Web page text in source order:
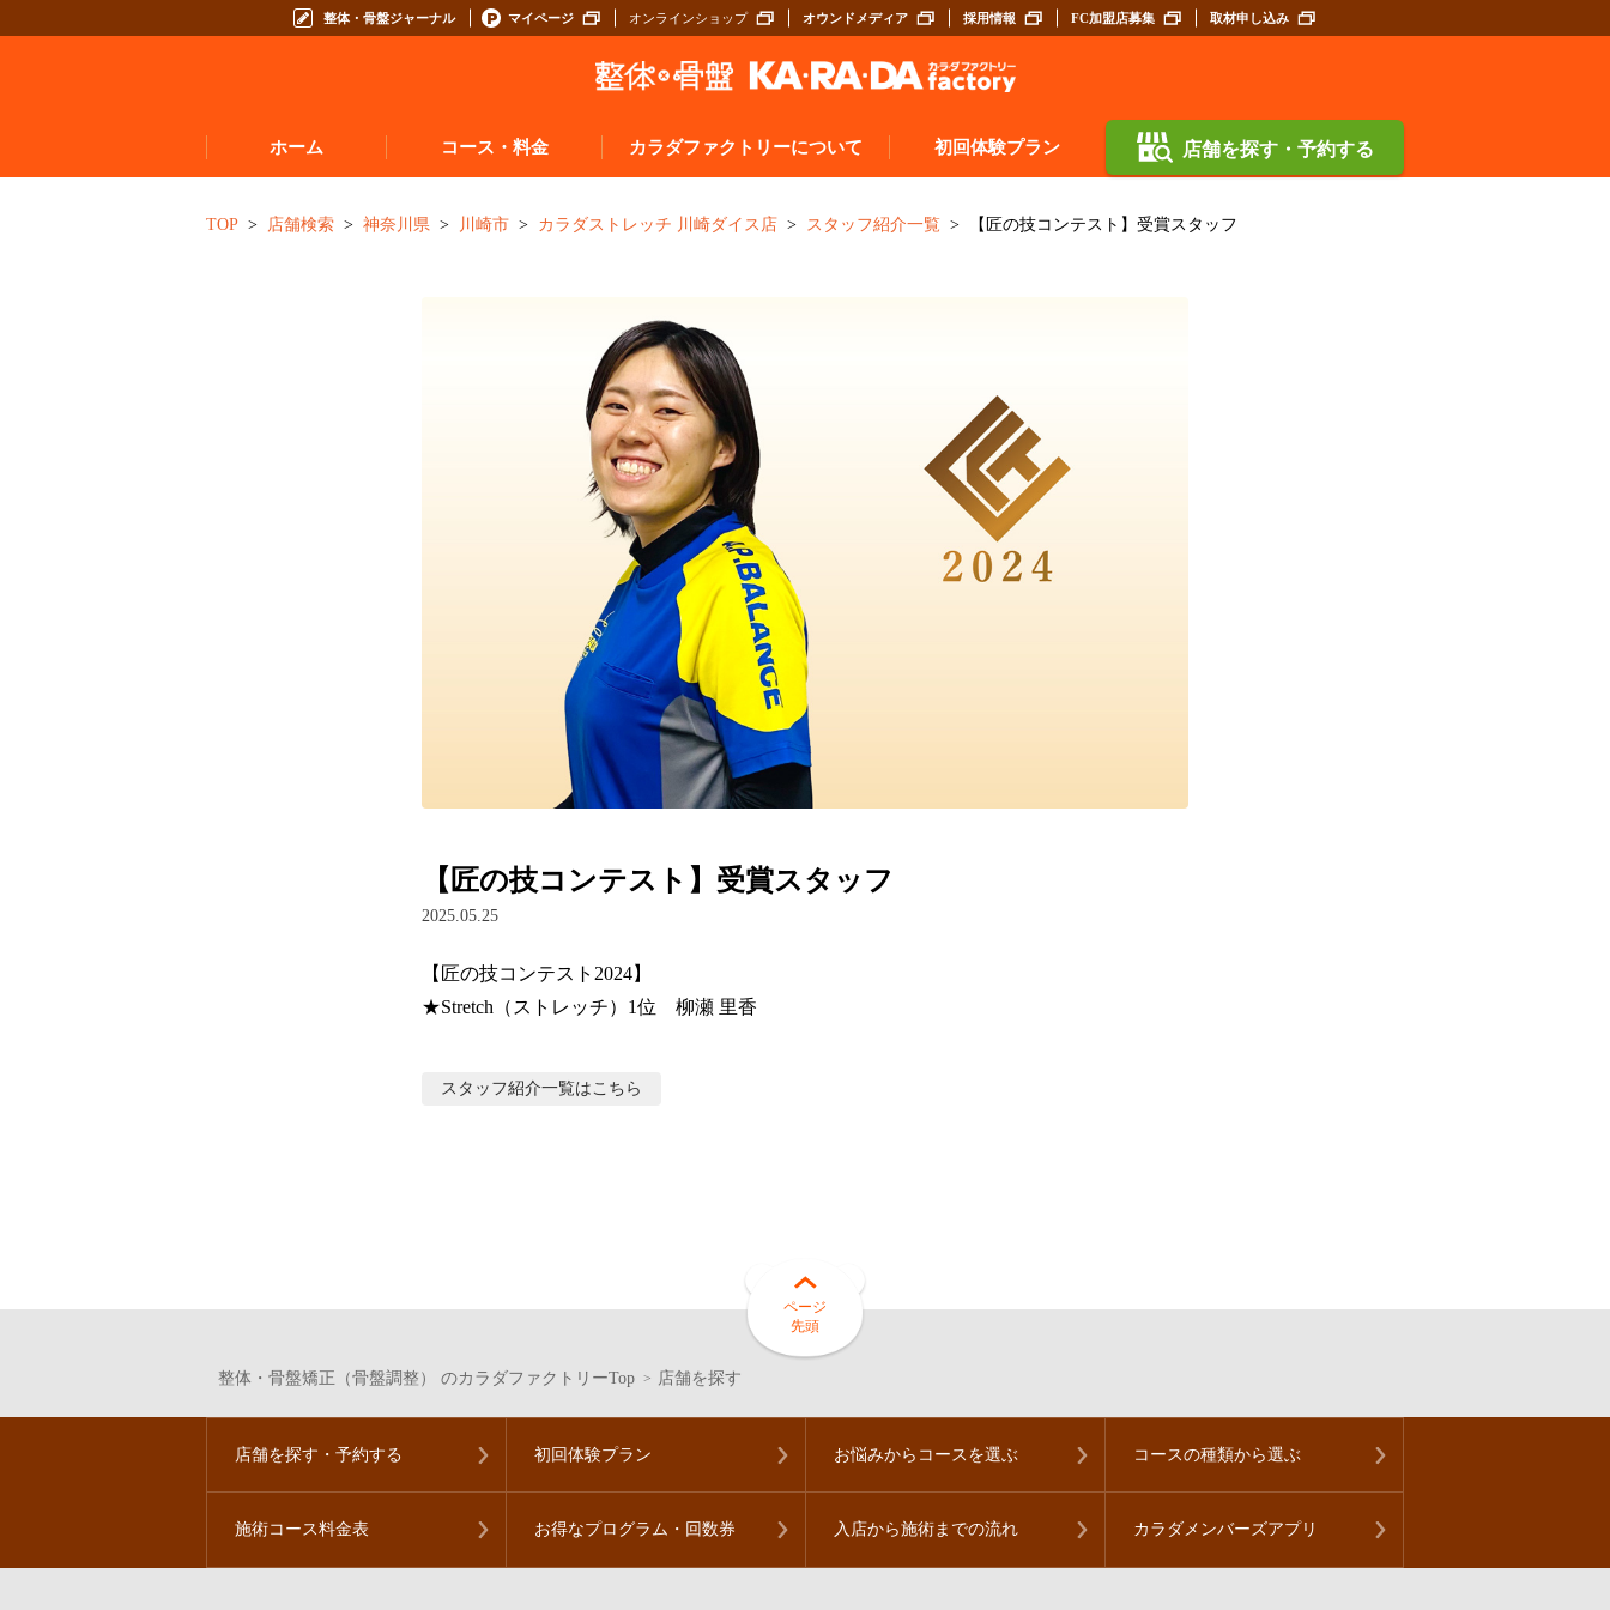
整体・骨盤ジャーナル マイページ オンラインショップ オウンドメディア 採用情報 FC加盟店募集 取材申し込み
ホーム コース・料金
お悩みからコースを探す
カラダファクトリーについて
施術について（A.P.バランス®とは）
入店から施術までの流れ
お客様の声
よくあるご質問
カラダメンバーズアプリ
カラダ会員特典について
マイページ
初回体験プラン 店舗を探す・予約する
TOP 店舗検索 神奈川県 川崎市 カラダストレッチ 川崎ダイス店 スタッフ紹介一覧 【匠の技コンテスト】受賞スタッフ
【匠の技コンテスト】受賞スタッフ
2025.05.25
【匠の技コンテスト2024】
★Stretch（ストレッチ）1位　柳瀬 里香
スタッフ紹介一覧はこちら
ページ
先頭
整体・骨盤矯正（骨盤調整） のカラダファクトリーTop 店舗を探す
店舗を探す・予約する 初回体験プラン お悩みからコースを選ぶ コースの種類から選ぶ
施術コース料金表 お得なプログラム・ 回数券 入店から施術までの流れ カラダメンバーズアプリ